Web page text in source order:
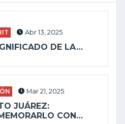
Abr 13, 2025
DE LA…
Mar 21, 2025
JUÁREZ:
CON…